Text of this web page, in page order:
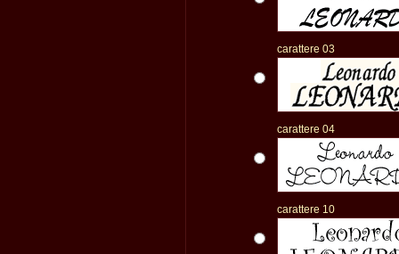
carattere 03
carattere 04
carattere 10